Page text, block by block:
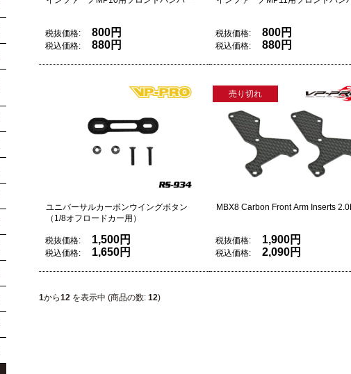
税抜価格: 800円
税込価格: 880円
税抜価格: 800円
税込価格: 880円
ユニバーサルカーボンウイングボタン
（1/8オフロードカー用）
税抜価格: 1,500円
税込価格: 1,650円
MBX8 Carbon Front Arm Inserts
税抜価格: 1,900円
税込価格: 2,090円
売り切れ
1から12 を表示中 (商品の数: 12)